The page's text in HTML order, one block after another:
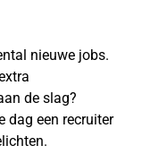
nieuwe jobs.
de slag?
dag een recruiter